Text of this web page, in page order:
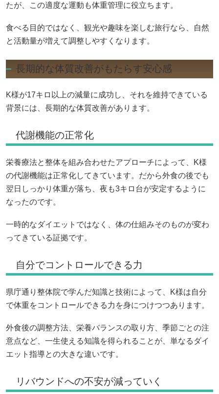
たが、この適度な運動も体重管理に役立ちます。
食べる目的ではなく、観光や趣味を楽しむ旅行なら、自然
と活動量が増えて調整しやすくなります。
長期的な体質改善がもたらす安心感
K様が17キロ以上の減量に成功し、それを維持できている
背景には、長期的な体質改善があります。
代謝機能の正常化
栄養療法と整体を組み合わせたアプローチによって、K様
の代謝機能は正常化してきています。だから外食の後でも
翌日しっかり体重が落ち、夜も3キロ台が安定するように
なったのです。
一時的なダイエットではなく、体の仕組みそのものが変わ
ってきている証拠です。
自分でコントロールできる力
県庁通り整体院で学んだ知識と技術によって、K様は自分
で体重をコントロールできる力を身につけつつあります。
外食後の調整方法、栄養バランスの取り方、季節ごとの注
意点など、一生使える知識を得られることが、単なるダイ
エット指導との大きな違いです。
リバウンドへの不安が減っていく